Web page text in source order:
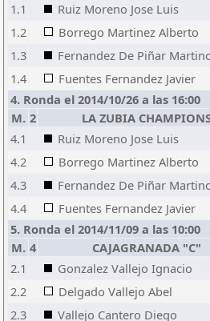
1.1
Ruiz Moreno Jose Luis
1.2
Borrego Martinez Alberto
1.3
Fernandez De Piñar
1.4
Fuentes Fernandez Javier
4. Ronda el 2014/10/26 a las 16:00
M. 2 LA ZUBIA
4.1
Ruiz Moreno Jose Luis
4.2
Borrego Martinez Alberto
4.3
Fernandez De Piñar
4.4
Fuentes Fernandez Javier
5. Ronda el 2014/11/09 a las 10:00
M. 4 CAJAGRANADA "C"
2.1
Gonzalez Vallejo Ignacio
2.2
Delgado Vallejo Abel
2.3
Vallejo Cantero Diego